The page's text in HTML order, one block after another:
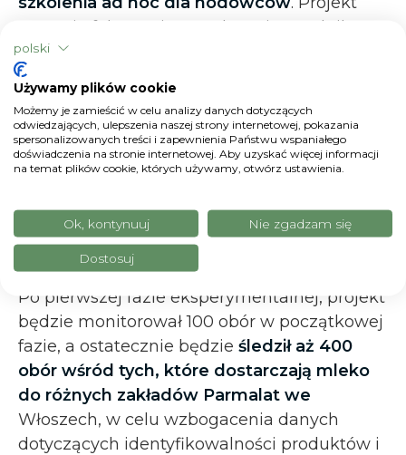
zostanie faktycznie przedstawiony rolnikom
poprzez serię spotkań zorganizowanych
przez Parmalat i menedżerów łańcucha
dostaw, przy wsparciu xFarm. Następnie
planowane są sesje szkoleniowe w celu
wprowadzenia xFarm i głównych funkcji
narzędzia oraz działań następczych w celu
przyswojona przez hodowców.
Przyszły rozwój
Po pierwszej fazie eksperymentalnej, projekt
będzie monitorował 100 obór w początkowej
fazie, a ostatecznie będzie śledził aż 400
obór wśród tych, które dostarczają mleko
do różnych zakładów Parmalat we
Włoszech, w celu wzbogacenia danych
dotyczących identyfikowalności produktów i
polski
Używamy plików cookie
Możemy je zamieścić w celu analizy danych dotyczących
odwiedzających, ulepszenia naszej strony internetowej, pokazania
spersonalizowanych treści i zapewnienia Państwu wspaniałego
doświadczenia na stronie internetowej. Aby uzyskać więcej informacji
na temat plików cookie, których używamy, otwórz ustawienia.
Ok, kontynuuj Nie zgadzam się
Dostosuj